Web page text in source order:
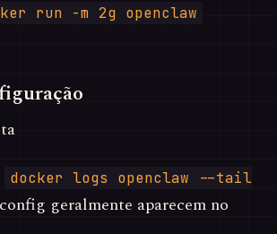
run -m 2g openclaw
docker logs openclaw --tail
geralmente aparecem no